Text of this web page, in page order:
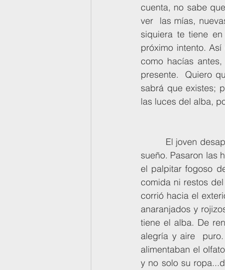
cuenta, no sabe
ver  las mías,
siquiera te tiene
próximo intento.
como hacías
presente.  Quiero
sabrá que existes;
las luces del alba,
sueño. Pasaron las
el palpitar fogoso
comida ni restos
corrió hacia el
anaranjados y
tiene el alba. De
alegría y aire
alimentaban el
y no solo su